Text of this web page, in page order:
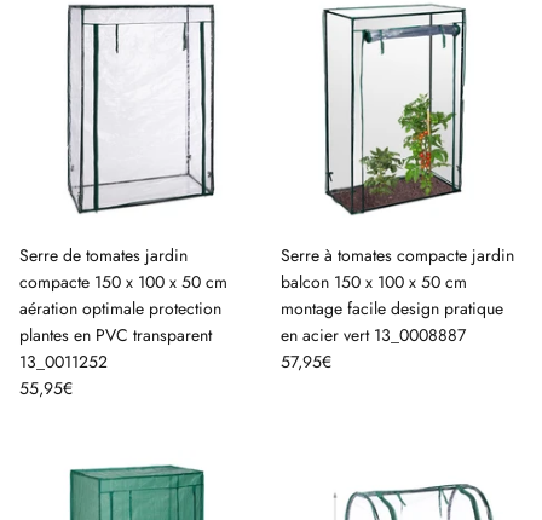
Serre de tomates jardin
compacte 150 x 100 x 50 cm
aération optimale protection
plantes en PVC transparent
13_0011252
55,95€
Serre à tomates compacte jardin
balcon 150 x 100 x 50 cm
montage facile design pratique
en acier vert 13_0008887
57,95€